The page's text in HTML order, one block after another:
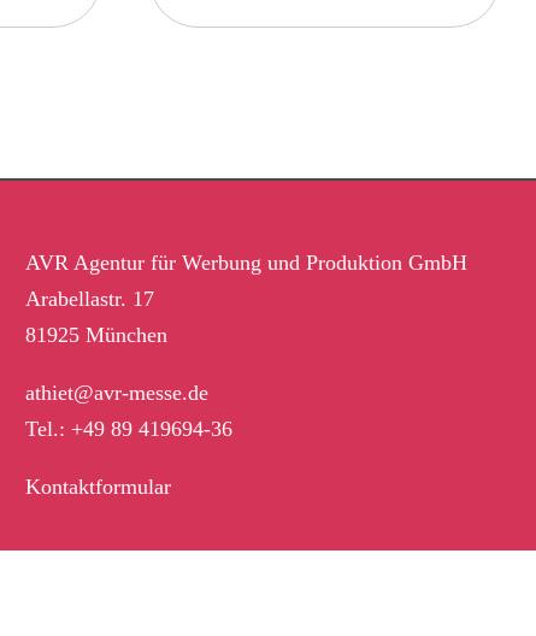
AVR Agentur für Werbung und Produktion GmbH
Arabellastr. 17
81925 München
athiet@avr-messe.de
Tel.: +49 89 419694-36
Kontaktformular